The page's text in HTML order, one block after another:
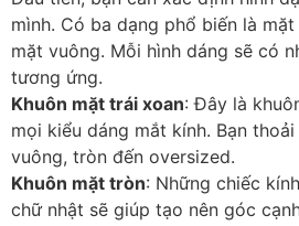
mình. Có ba dạng phổ biến là
mặt vuông. Mỗi hình dáng sẽ có
tương ứng.
Khuôn mặt trái xoan: Đây là
mọi kiểu dáng mắt kính. Bạn
vuông, tròn đến oversized.
Khuôn mặt tròn: Những chiếc
chữ nhật sẽ giúp tạo nên góc